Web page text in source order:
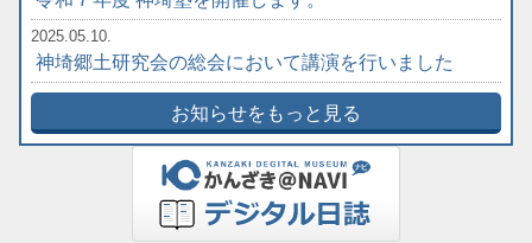
2025.05.10.
神埼郷土研究会の総会において講演を行いました
お知らせをもっと見る